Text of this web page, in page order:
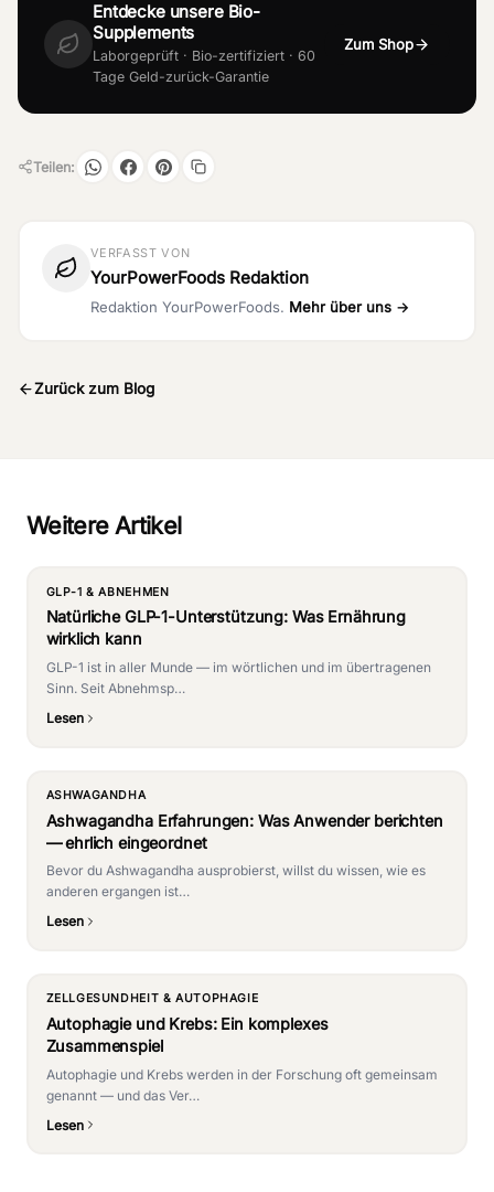
Entdecke unsere Bio-
Supplements
Laborgeprüft · Bio-zertifiziert · 60
Tage Geld-zurück-Garantie
Zum Shop
Teilen:
VERFASST VON
YourPowerFoods Redaktion
Redaktion YourPowerFoods. Mehr über uns →
Zurück zum Blog
Weitere Artikel
GLP-1 & ABNEHMEN
Natürliche GLP-1-Unterstützung: Was Ernährung
wirklich kann
GLP-1 ist in aller Munde — im wörtlichen und im übertragenen
Sinn. Seit Abnehmsp…
Lesen
ASHWAGANDHA
Ashwagandha Erfahrungen: Was Anwender berichten
— ehrlich eingeordnet
Bevor du Ashwagandha ausprobierst, willst du wissen, wie es
anderen ergangen ist…
Lesen
ZELLGESUNDHEIT & AUTOPHAGIE
Autophagie und Krebs: Ein komplexes
Zusammenspiel
Autophagie und Krebs werden in der Forschung oft gemeinsam
genannt — und das Ver…
Lesen